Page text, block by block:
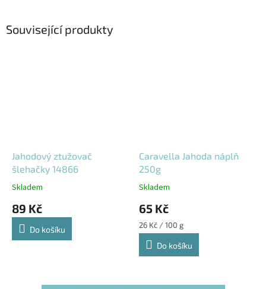
Související produkty
Jahodový ztužovač
šlehačky 14866
Skladem
89 Kč
Do košíku
Caravella Jahoda náplň
250g
Skladem
65 Kč
Měrná
cena:
26 Kč / 100 g
Do košíku